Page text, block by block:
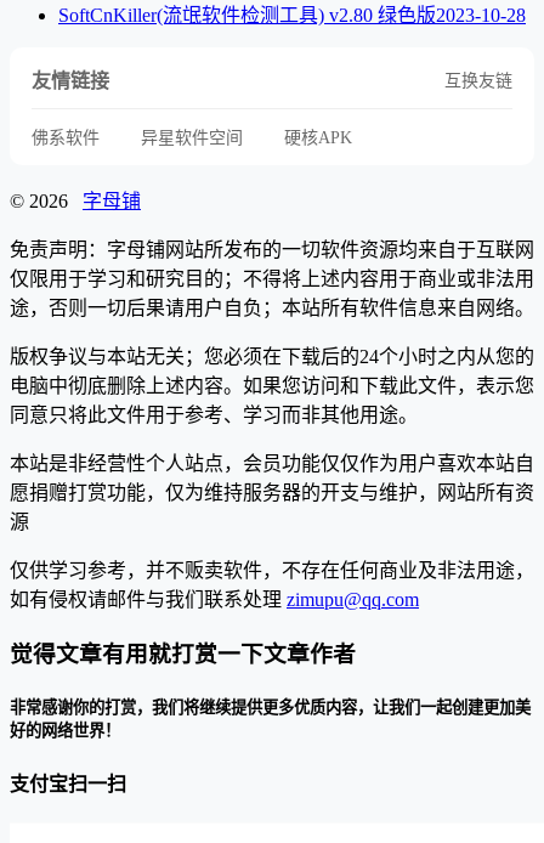
SoftCnKiller(流氓软件检测工具) v2.80 绿色版2023-10-28
友情链接 互换友链
佛系软件 异星软件空间 硬核APK
© 2026 字母铺
免责声明：字母铺网站所发布的一切软件资源均来自于互联网
仅限用于学习和研究目的；不得将上述内容用于商业或非法用
途，否则一切后果请用户自负；本站所有软件信息来自网络。
版权争议与本站无关；您必须在下载后的24个小时之内从您的
电脑中彻底删除上述内容。如果您访问和下载此文件，表示您
同意只将此文件用于参考、学习而非其他用途。
本站是非经营性个人站点，会员功能仅仅作为用户喜欢本站自
愿捐赠打赏功能，仅为维持服务器的开支与维护，网站所有资
源
仅供学习参考，并不贩卖软件，不存在任何商业及非法用途，
如有侵权请邮件与我们联系处理 zimupu@qq.com
觉得文章有用就打赏一下文章作者
非常感谢你的打赏，我们将继续提供更多优质内容，让我们一起创建更加美
好的网络世界！
支付宝扫一扫